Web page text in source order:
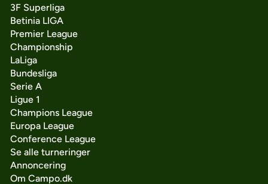
3F Superliga
Betinia LIGA
Premier League
Championship
LaLiga
Bundesliga
Serie A
Ligue 1
Champions League
Europa League
Conference League
Se alle turneringer
Annoncering
Om Campo.dk